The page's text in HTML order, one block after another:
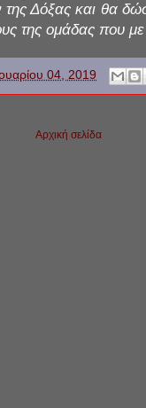
Δόξας και θα
της ομάδας που με
04, 2019
Αρχική σελίδα